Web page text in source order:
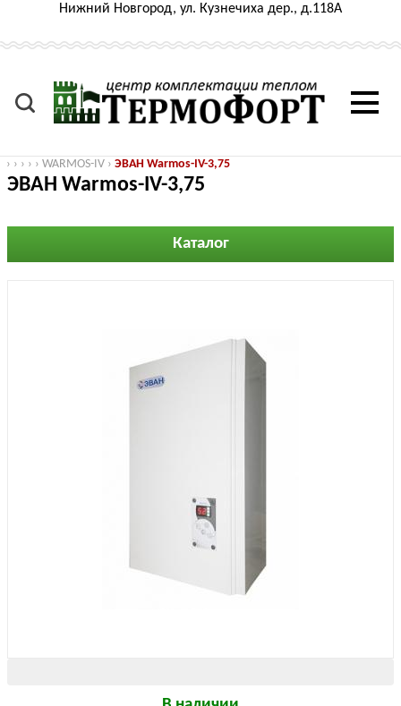
Нижний Новгород, ул. Кузнечиха дер., д.118А
› › › › › WARMOS-IV › ЭВАН Warmos-IV-3,75
ЭВАН Warmos-IV-3,75
Каталог